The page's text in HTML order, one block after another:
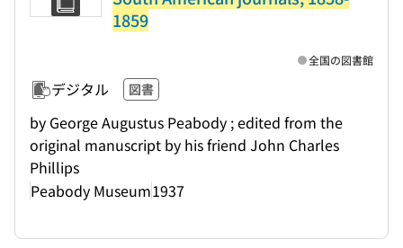
1859
デジタル 図書
by George Augustus Peabody ; edited from the
original manuscript by his friend John Charles
Phillips
Peabody Museum1937
全国の図書館